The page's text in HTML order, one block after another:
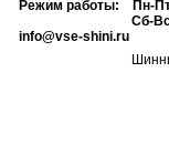
Режим работы: Пн-
Сб-Вс:
info@vse-shini.ru